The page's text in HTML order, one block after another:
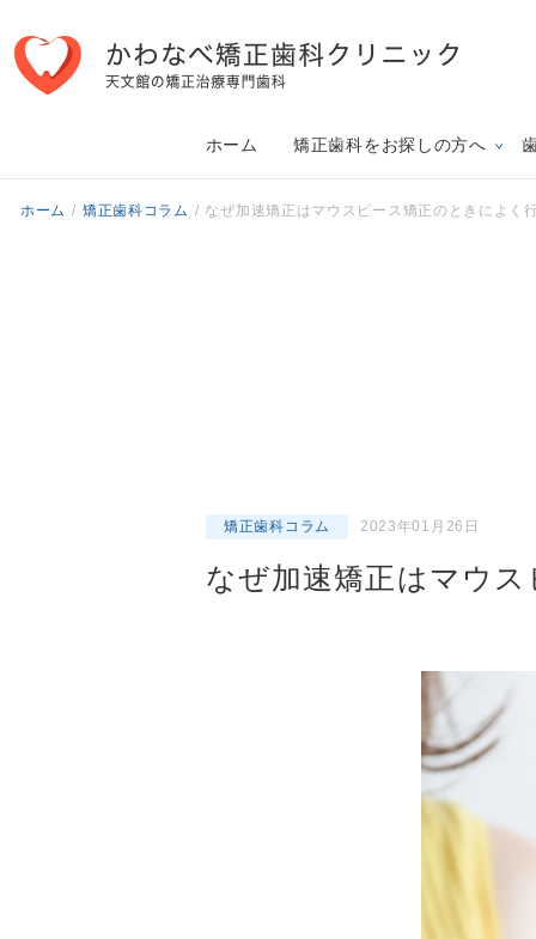
ホーム 矯正歯科をお探しの方へ
ホーム / 矯正歯科コラム / なぜ加速矯正はマウスピース矯正のときによく
矯正歯科コラム 2023年01月26日
なぜ加速矯正はマウ